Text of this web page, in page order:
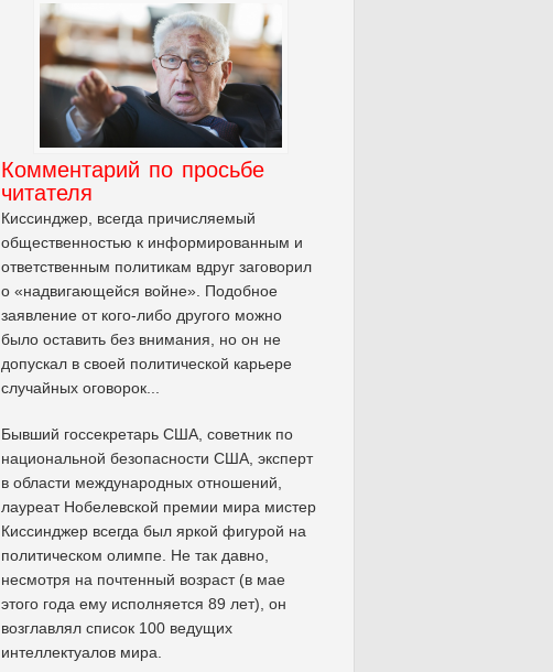
Комментарий по просьбе
читателя
Киссинджер, всегда причисляемый
общественностью к информированным и
ответственным политикам вдруг заговорил
о «надвигающейся войне». Подобное
заявление от кого-либо другого можно
было оставить без внимания, но он не
допускал в своей политической карьере
случайных оговорок...
Бывший госсекретарь США, советник по
национальной безопасности США, эксперт
в области международных отношений,
лауреат Нобелевской премии мира мистер
Киссинджер всегда был яркой фигурой на
политическом олимпе. Не так давно,
несмотря на почтенный возраст (в мае
этого года ему исполняется 89 лет), он
возглавлял список 100 ведущих
интеллектуалов мира.